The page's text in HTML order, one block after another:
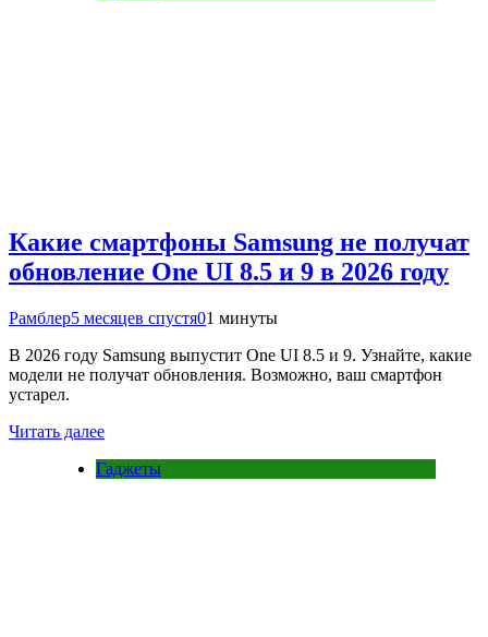
Какие смартфоны Samsung не получат
обновление One UI 8.5 и 9 в 2026 году
Рамблер5 месяцев спустя01 минуты
В 2026 году Samsung выпустит One UI 8.5 и 9. Узнайте, какие
модели не получат обновления. Возможно, ваш смартфон
устарел.
Читать далее
Гаджеты